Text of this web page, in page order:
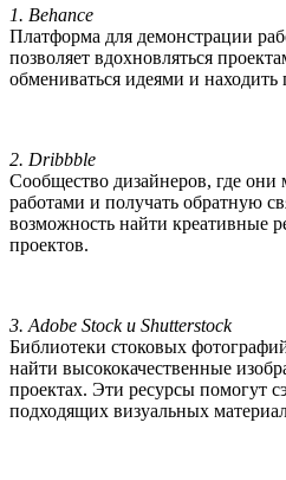
1. Behance
Платформа для демонстрации
позволяет вдохновляться
обмениваться идеями и
2. Dribbble
Сообщество дизайнеров, где они
работами и получать обратную
возможность найти креативные
проектов.
3. Adobe Stock и Shutterstock
Библиотеки стоковых
найти высококачественные
проектах. Эти ресурсы помогут
подходящих визуальных